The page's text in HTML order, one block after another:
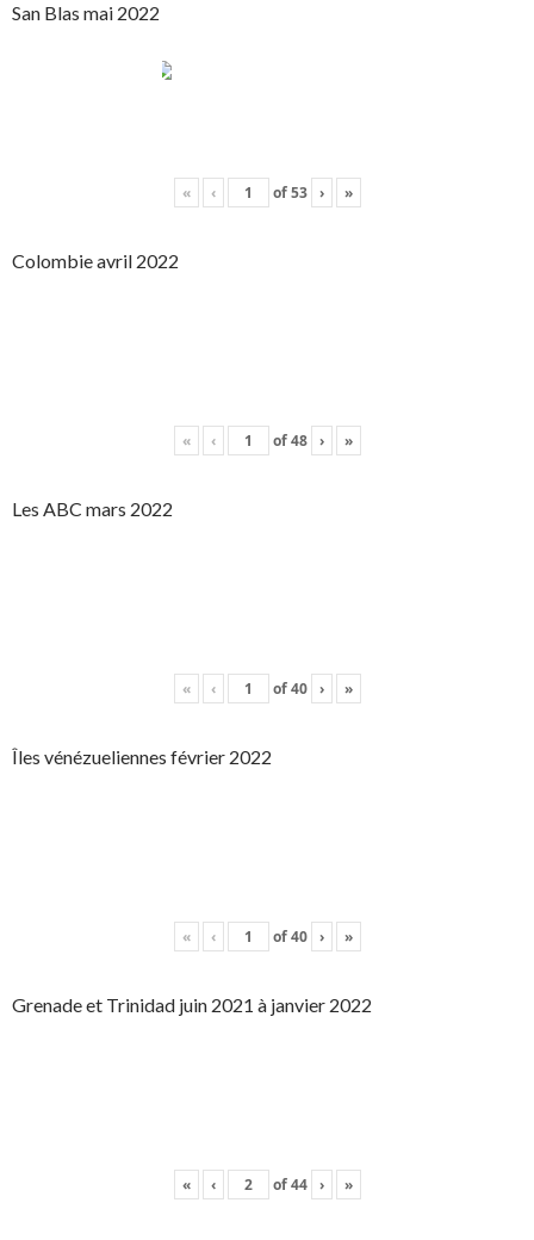
San Blas mai 2022
« ‹ of53 › »
Colombie avril 2022
« ‹ of48 › »
Les ABC mars 2022
« ‹ of40 › »
Îles vénézueliennes février 2022
« ‹ of40 › »
Grenade et Trinidad juin 2021 à janvier 2022
« ‹ of44 › »